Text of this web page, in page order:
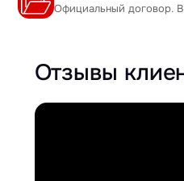
Официальный договор.
Отзывы